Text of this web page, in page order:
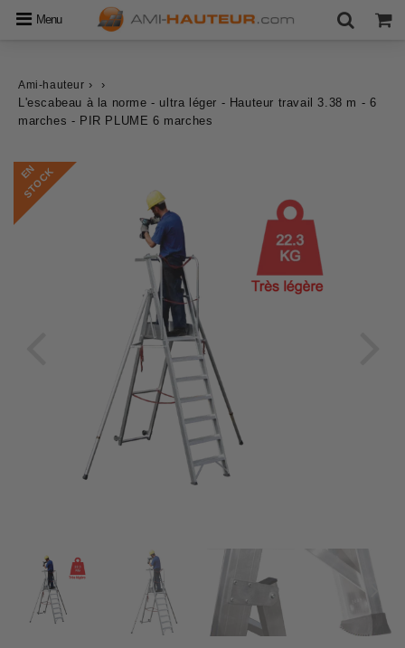
Menu
Ami-hauteur ›
›
L'escabeau à la norme - ultra léger - Hauteur travail 3.38 m - 6
marches - PIR PLUME 6 marches
E
N
S
T
O
C
K